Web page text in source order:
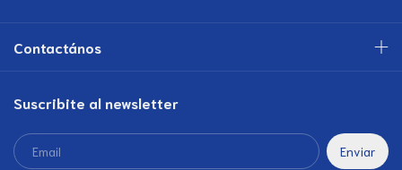
Contactános
Suscribite al newsletter